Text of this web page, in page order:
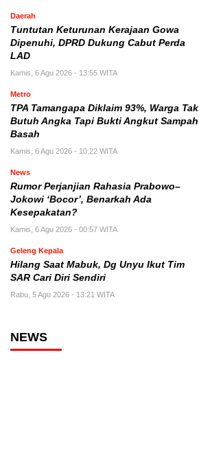
Daerah
Tuntutan Keturunan Kerajaan Gowa
Dipenuhi, DPRD Dukung Cabut Perda
LAD
Kamis, 6 Agu 2026 - 13:55 WITA
Metro
TPA Tamangapa Diklaim 93%, Warga Tak
Butuh Angka Tapi Bukti Angkut Sampah
Basah
Kamis, 6 Agu 2026 - 10:22 WITA
News
Rumor Perjanjian Rahasia Prabowo–
Jokowi ‘Bocor’, Benarkah Ada
Kesepakatan?
Kamis, 6 Agu 2026 - 00:57 WITA
Geleng Kepala
Hilang Saat Mabuk, Dg Unyu Ikut Tim
SAR Cari Diri Sendiri
Rabu, 5 Agu 2026 - 13:21 WITA
NEWS